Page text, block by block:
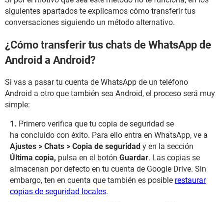
siguientes apartados te explicamos cómo transferir tus
conversaciones siguiendo un método alternativo.
¿Cómo transferir tus chats de WhatsApp de
Android a Android?
Si vas a pasar tu cuenta de WhatsApp de un teléfono
Android a otro que también sea Android, el proceso será muy
simple:
Primero verifica que tu copia de seguridad se
ha concluido con éxito. Para ello entra en WhatsApp, ve a
Ajustes > Chats > Copia de seguridad y en la sección
Última copia, pulsa en el botón Guardar. Las copias se
almacenan por defecto en tu cuenta de Google Drive. Sin
embargo, ten en cuenta que también es posible restaurar
copias de seguridad locales.